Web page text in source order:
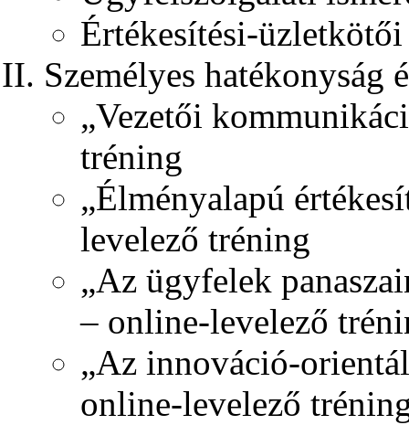
Értékesítési-
Személyes hatékonyság
„Vezetői
tréning
„Élményalapú
levelező tréning
„Az ügyfelek
– online-levelező
„Az innováció-
online-levelező